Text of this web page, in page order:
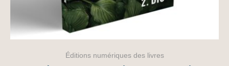
Éditions numériques des livres